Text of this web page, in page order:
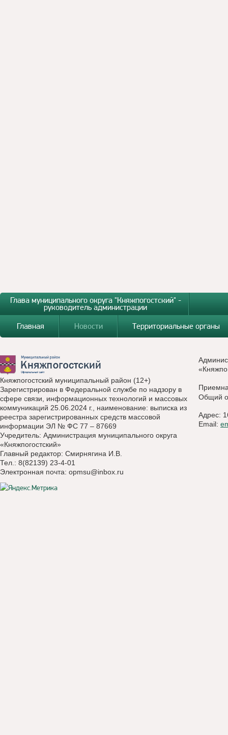
Глава муниципального округа "Княжпогостский" -
руководитель администрации
Главная
Новости Территориальные органы
Княжпогостский муниципальный район (12+)
Зарегистрирован в Федеральной службе по надзору в
сфере связи, информационных технологий и массовых
коммуникаций 25.06.2024 г., наименование: выписка из
реестра зарегистрированных средств массовой
информации ЭЛ № ФС 77 – 87669
Учредитель: Администрация муниципального округа
«Княжпогостский»
Главный редактор: Смирнягина И.В.
Тел.: 8(82139) 23-4-01
Электронная почта: opmsu@inbox.ru
Общий
Адрес:
Email: